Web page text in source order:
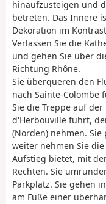
hinaufzusteigen und
betreten. Das Innere
Dekoration im
Verlassen Sie die
und gehen Sie über
Richtung Rhône.
Sie überqueren den
nach Sainte-Colombe
Sie die Treppe auf
d'Herbouville führt,
(Norden) nehmen. Sie
weiter nehmen Sie
Aufstieg bietet, mit
Rechten. Sie
Parkplatz. Sie gehen
am Fuße einer